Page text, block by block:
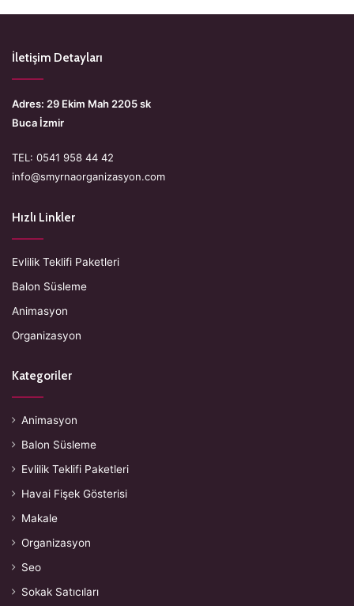
İletişim Detayları
Adres: 29 Ekim Mah 2205 sk
Buca İzmir
TEL: 0541 958 44 42
info@smyrnaorganizasyon.com
Hızlı Linkler
Evlilik Teklifi Paketleri
Balon Süsleme
Animasyon
Organizasyon
Kategoriler
Animasyon
Balon Süsleme
Evlilik Teklifi Paketleri
Havai Fişek Gösterisi
Makale
Organizasyon
Seo
Sokak Satıcıları